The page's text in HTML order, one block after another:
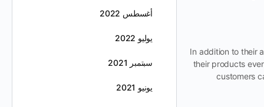
In addition to their
their products
customers
أغسطس 2022
يوليو 2022
سبتمبر 2021
يونيو 2021